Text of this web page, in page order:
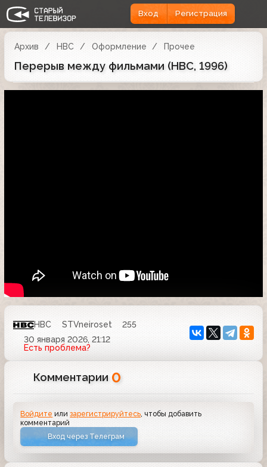
Вход Регистрация
Архив НВС Оформление Прочее
Перерыв между фильмами (НВС, 1996)
НВС STVneiroset
255
30 января 2026, 21:12
Есть проблема?
Комментарии 0
Войдите илизарегистрируйтесь , чтобы добавить
комментарий
Вход через Телеграм